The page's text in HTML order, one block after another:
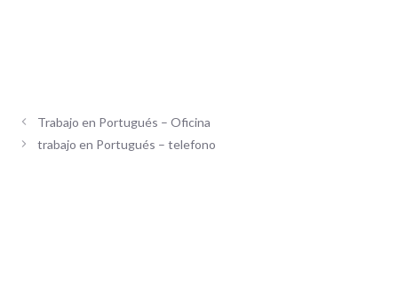
Trabajo en Portugués – Oficina
trabajo en Portugués – telefono